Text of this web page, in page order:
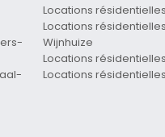
Locations
Locations
Wijnhuize
Locations
Locations